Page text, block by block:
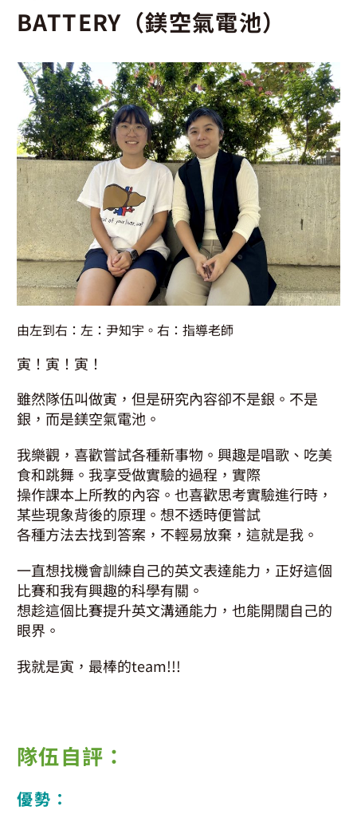
BATTERY（鎂空氣電池）
由左到右：左：尹知宇。右：指導老師
寅！寅！寅！
雖然隊伍叫做寅，但是研究內容卻不是銀。不是
銀，而是鎂空氣電池。
我樂觀，喜歡嘗試各種新事物。興趣是唱歌、吃美
食和跳舞。我享受做實驗的過程，實際
操作課本上所教的內容。也喜歡思考實驗進行時，
某些現象背後的原理。想不透時便嘗試
各種方法去找到答案，不輕易放棄，這就是我。
一直想找機會訓練自己的英文表達能力，正好這個
比賽和我有興趣的科學有關。
想趁這個比賽提升英文溝通能力，也能開闊自己的
眼界。
我就是寅，最棒的team!!!
隊伍自評：
優勢：